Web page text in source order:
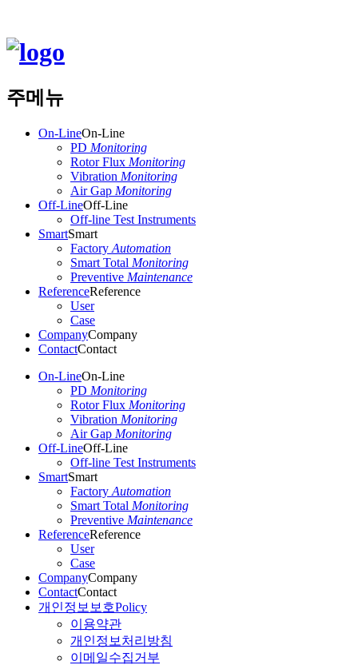
주메뉴
On-LineOn-Line
PD Monitoring
Rotor Flux Monitoring
Vibration Monitoring
Air Gap Monitoring
Off-LineOff-Line
Off-line Test Instruments
SmartSmart
Factory Automation
Smart Total Monitoring
Preventive Maintenance
ReferenceReference
User
Case
CompanyCompany
ContactContact
On-LineOn-Line
PD Monitoring
Rotor Flux Monitoring
Vibration Monitoring
Air Gap Monitoring
Off-LineOff-Line
Off-line Test Instruments
SmartSmart
Factory Automation
Smart Total Monitoring
Preventive Maintenance
ReferenceReference
User
Case
CompanyCompany
ContactContact
개인정보보호Policy
이용약관
개인정보처리방침
이메일수집거부